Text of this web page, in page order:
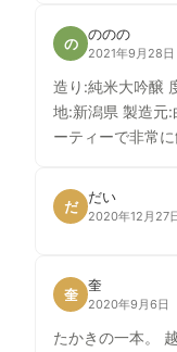
の
ののの
2021年9月28日
造り:純米大吟醸
地:新潟県 製造元:
ーティーで非常
飲後、ぜひじっ
の父曰く、甘す
だ
だい
2020年12月27
奎
奎
2020年9月6日
たかきの一本。